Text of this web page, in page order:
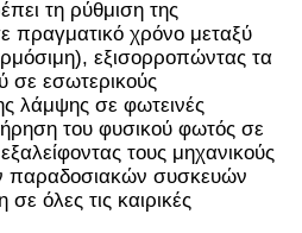
τη ρύθμιση της
πραγματικό χρόνο μεταξύ
εξισορροπώντας τα
σε εσωτερικούς
λάμψης σε φωτεινές
του φυσικού φωτός σε
τους μηχανικούς
παραδοσιακών συσκευών
όλες τις καιρικές